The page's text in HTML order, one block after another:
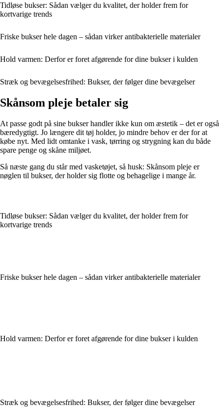
Tidløse bukser: Sådan vælger du kvalitet, der holder frem for
kortvarige trends
Friske bukser hele dagen – sådan virker antibakterielle materialer
Hold varmen: Derfor er foret afgørende for dine bukser i kulden
Stræk og bevægelsesfrihed: Bukser, der følger dine bevægelser
Skånsom pleje betaler sig
At passe godt på sine bukser handler ikke kun om æstetik – det er også
bæredygtigt. Jo længere dit tøj holder, jo mindre behov er der for at
købe nyt. Med lidt omtanke i vask, tørring og strygning kan du både
spare penge og skåne miljøet.
Så næste gang du står med vasketøjet, så husk: Skånsom pleje er
nøglen til bukser, der holder sig flotte og behagelige i mange år.
Tidløse bukser: Sådan vælger du kvalitet, der holder frem for
kortvarige trends
Friske bukser hele dagen – sådan virker antibakterielle materialer
Hold varmen: Derfor er foret afgørende for dine bukser i kulden
Stræk og bevægelsesfrihed: Bukser, der følger dine bevægelser